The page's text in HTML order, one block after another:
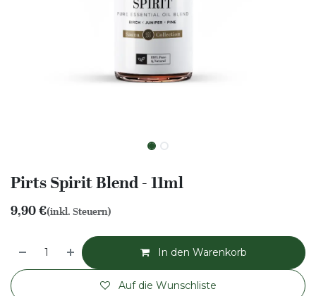
Pirts Spirit Blend - 11ml
9,90€(inkl. Steuern)
In den Warenkorb
Auf die Wunschliste